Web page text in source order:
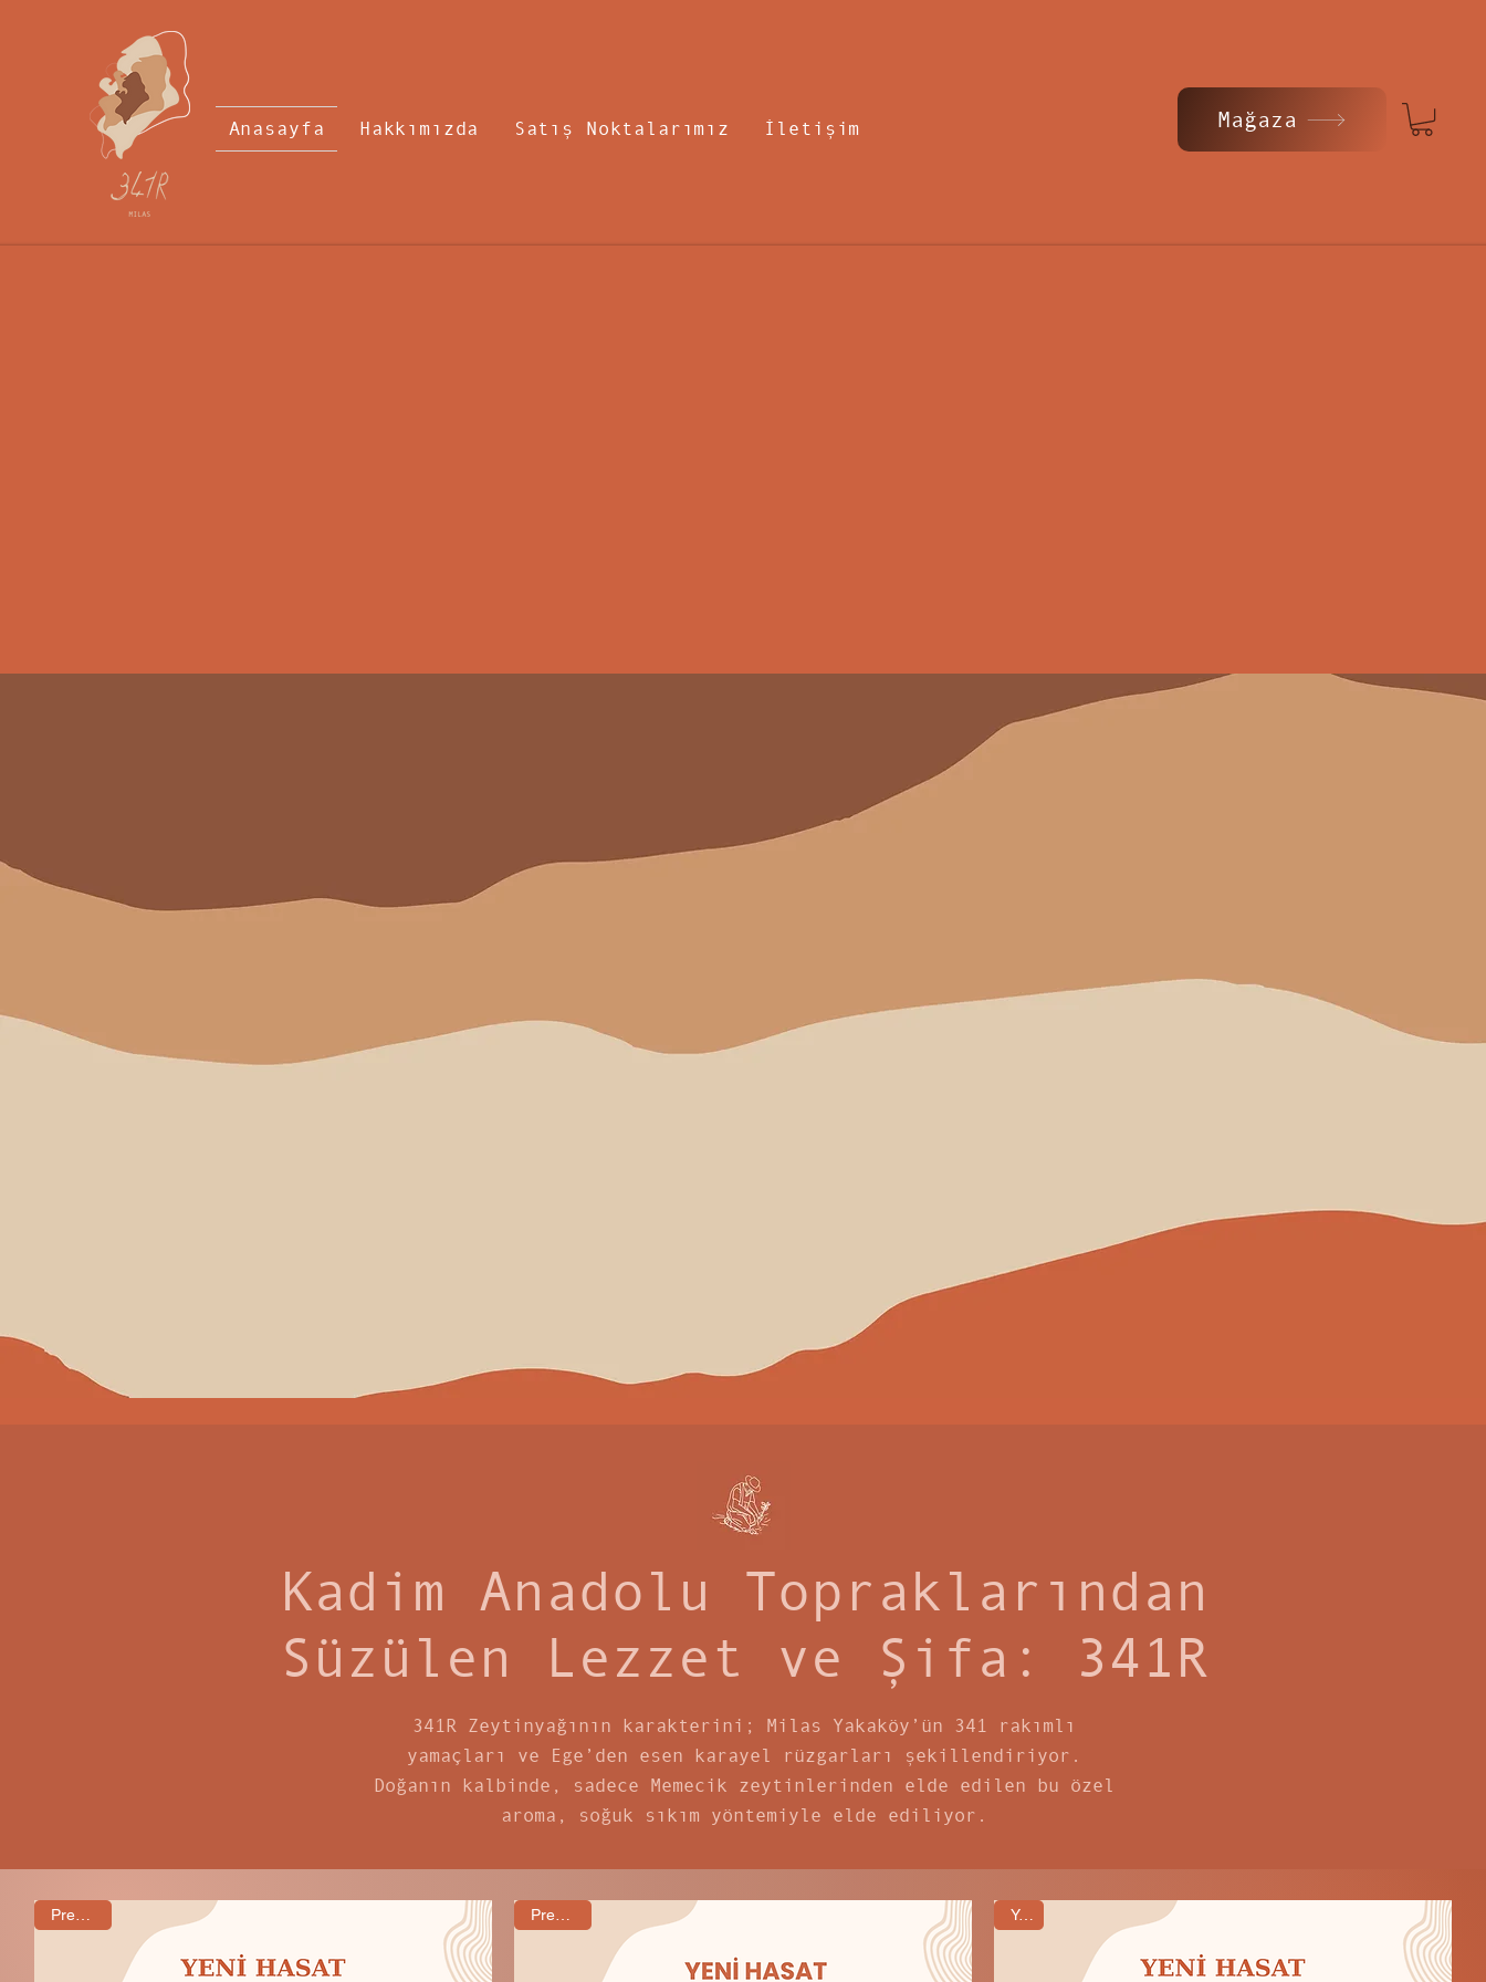
Anasayfa Hakkımızda Satış Noktalarımız İletişim Mağaza
341R MİLAS
Kadim Anadolu Topraklarından
Süzülen Lezzet ve Şifa: 341R
341R Zeytinyağının karakterini; Milas Yakaköy’ün 341 rakımlı
yamaçları ve Ege’den esen karayel rüzgarları şekillendiriyor.
Doğanın kalbinde, sadece Memecik zeytinlerinden elde edilen bu özel
aroma, soğuk sıkım yöntemiyle elde ediliyor.
Premium Yeni